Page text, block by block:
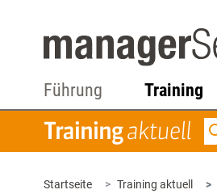
Führung Training
Startseite Training aktuell